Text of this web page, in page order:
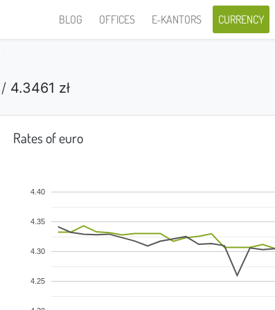
BLOG OFFICES E-KANTORS CURRENCY
/ 4.3461 zł
Rates of euro
4.25
4.30
4.35
4.40